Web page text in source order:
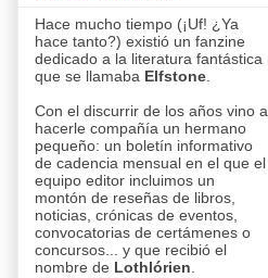
Hace mucho tiempo (¡Uf! ¿Ya
hace tanto?) existió un fanzine
dedicado a la literatura fantástica
que se llamaba Elfstone
Con el discurrir de los años vino a
hacerle compañía un hermano
pequeño: un boletí­n informativo
de cadencia mensual en el que el
equipo editor incluimos un
montón de reseñas de libros,
noticias, crónicas de eventos,
convocatorias de certámenes o
concursos... y que recibió el
nombre de Lothlórien